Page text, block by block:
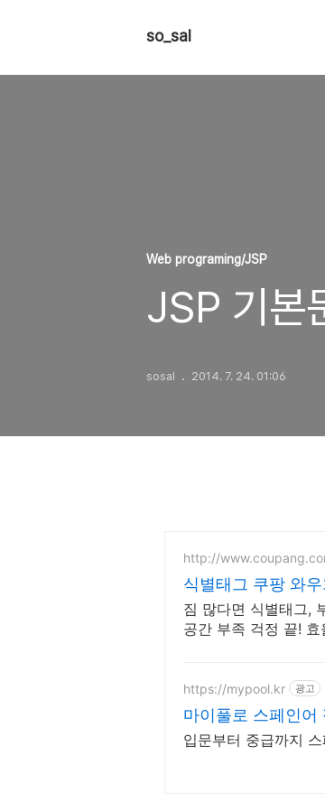
so_sal
Web programing/JSP
JSP 기본
sosal 2014. 7. 24. 01:06
http://
식별태그 쿠팡 와
짐 많다면 식별태그,
공간 부족 걱정 끝!
https://mypool.kr 광고
마이풀로 스페인어
입문부터 중급까지